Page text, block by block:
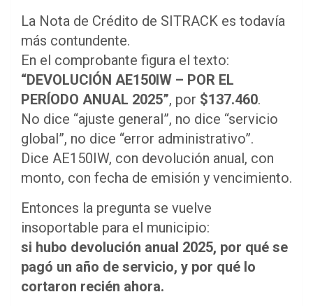
La Nota de Crédito de SITRACK es todavía
más contundente.
En el comprobante figura el texto:
“DEVOLUCIÓN AE150IW – POR EL
PERÍODO ANUAL 2025”, por $137.460.
No dice “ajuste general”, no dice “servicio
global”, no dice “error administrativo”.
Dice AE150IW, con devolución anual, con
monto, con fecha de emisión y vencimiento.
Entonces la pregunta se vuelve
insoportable para el municipio:
si hubo devolución anual 2025, por qué se
pagó un año de servicio, y por qué lo
cortaron recién ahora.